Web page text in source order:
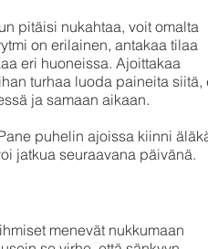
pitäisi nukahtaa, voit omalta
on erilainen, antakaa tilaa
eri huoneissa. Ajoittakaa
turhaa luoda paineita siitä,
ja samaan aikaan.
puhelin ajoissa kiinni
jatkua seuraavana päivänä.
menevät nukkumaan